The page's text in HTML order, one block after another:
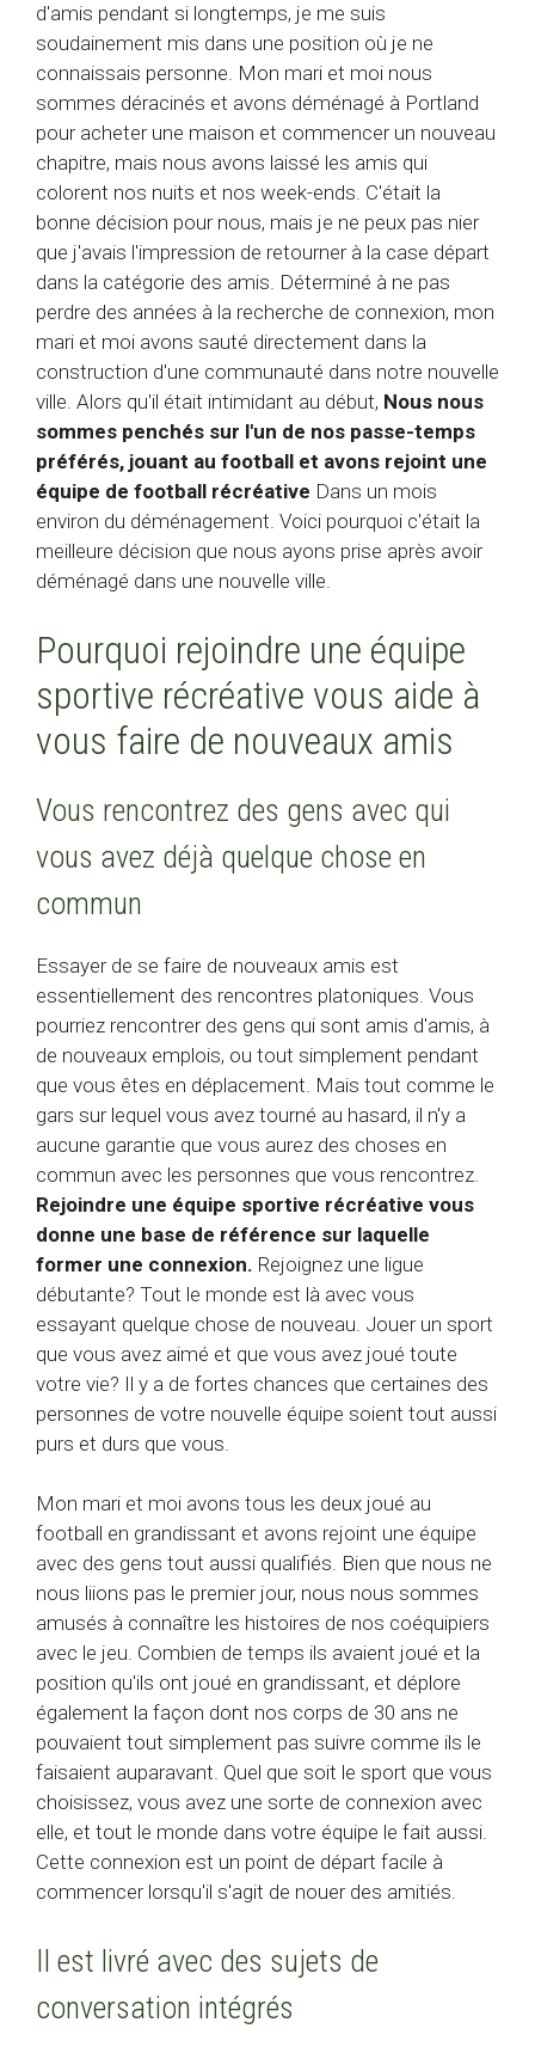
d'amis pendant si longtemps, je me suis
soudainement mis dans une position où je ne
connaissais personne. Mon mari et moi nous
sommes déracinés et avons déménagé à Portland
pour acheter une maison et commencer un nouveau
chapitre, mais nous avons laissé les amis qui
colorent nos nuits et nos week-ends. C'était la
bonne décision pour nous, mais je ne peux pas nier
que j'avais l'impression de retourner à la case départ
dans la catégorie des amis. Déterminé à ne pas
perdre des années à la recherche de connexion, mon
mari et moi avons sauté directement dans la
construction d'une communauté dans notre nouvelle
ville. Alors qu'il était intimidant au début, Nous nous
sommes penchés sur l'un de nos passe-temps
préférés, jouant au football et avons rejoint une
équipe de football récréative Dans un mois
environ du déménagement. Voici pourquoi c'était la
meilleure décision que nous ayons prise après avoir
déménagé dans une nouvelle ville.
Pourquoi rejoindre une équipe
sportive récréative vous aide à
vous faire de nouveaux amis
Vous rencontrez des gens avec qui
vous avez déjà quelque chose en
commun
Essayer de se faire de nouveaux amis est
essentiellement des rencontres platoniques. Vous
pourriez rencontrer des gens qui sont amis d'amis, à
de nouveaux emplois, ou tout simplement pendant
que vous êtes en déplacement. Mais tout comme le
gars sur lequel vous avez tourné au hasard, il n'y a
aucune garantie que vous aurez des choses en
commun avec les personnes que vous rencontrez.
Rejoindre une équipe sportive récréative vous
donne une base de référence sur laquelle
former une connexion. Rejoignez une ligue
débutante? Tout le monde est là avec vous
essayant quelque chose de nouveau. Jouer un sport
que vous avez aimé et que vous avez joué toute
votre vie? Il y a de fortes chances que certaines des
personnes de votre nouvelle équipe soient tout aussi
purs et durs que vous.
Mon mari et moi avons tous les deux joué au
football en grandissant et avons rejoint une équipe
avec des gens tout aussi qualifiés. Bien que nous ne
nous liions pas le premier jour, nous nous sommes
amusés à connaître les histoires de nos coéquipiers
avec le jeu. Combien de temps ils avaient joué et la
position qu'ils ont joué en grandissant, et déplore
également la façon dont nos corps de 30 ans ne
pouvaient tout simplement pas suivre comme ils le
faisaient auparavant. Quel que soit le sport que vous
choisissez, vous avez une sorte de connexion avec
elle, et tout le monde dans votre équipe le fait aussi.
Cette connexion est un point de départ facile à
commencer lorsqu'il s'agit de nouer des amitiés.
Il est livré avec des sujets de
conversation intégrés